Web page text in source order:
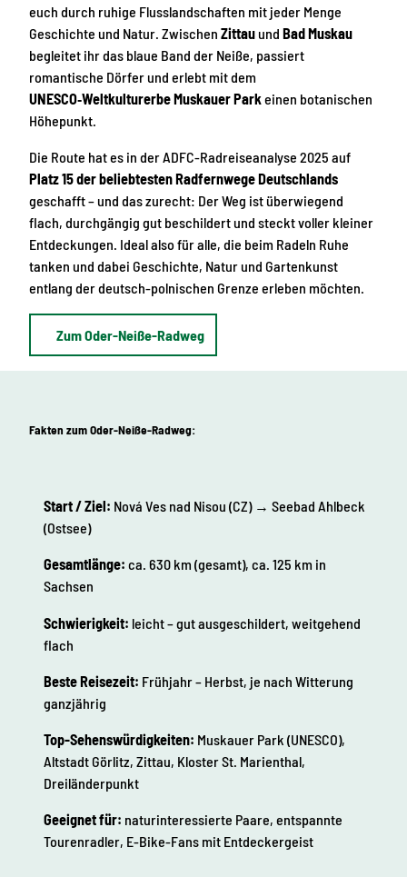
euch durch ruhige Flusslandschaften mit jeder Menge
Geschichte und Natur. Zwischen Zittauund Bad Muskau
begleitet ihr das blaue Band der Neiße, passiert
romantische Dörfer und erlebt mit dem
UNESCO‑Weltkulturerbe Muskauer Parkeinen botanischen
Höhepunkt.
Die Route hat es in der ADFC-Radreiseanalyse 2025 auf
Platz 15 der beliebtesten Radfernwege Deutschlands
geschafft – und das zurecht: Der Weg ist überwiegend
flach, durchgängig gut beschildert und steckt voller kleiner
Entdeckungen. Ideal also für alle, die beim Radeln Ruhe
tanken und dabei Geschichte, Natur und Gartenkunst
entlang der deutsch-polnischen Grenze erleben möchten.
Zum Oder-Neiße-Radweg
Fakten zum Oder-Neiße-Radweg:
Start / Ziel: Nová Ves nad Nisou (CZ) → Seebad Ahlbeck
(Ostsee)
Gesamtlänge: ca. 630 km (gesamt), ca. 125 km in
Sachsen
Schwierigkeit: leicht – gut ausgeschildert, weitgehend
flach
Beste Reisezeit: Frühjahr – Herbst, je nach Witterung
ganzjährig
Top-Sehenswürdigkeiten: Muskauer Park (UNESCO),
Altstadt Görlitz, Zittau, Kloster St. Marienthal,
Dreiländerpunkt
Geeignet für: naturinteressierte Paare, entspannte
Tourenradler, E-Bike-Fans mit Entdeckergeist